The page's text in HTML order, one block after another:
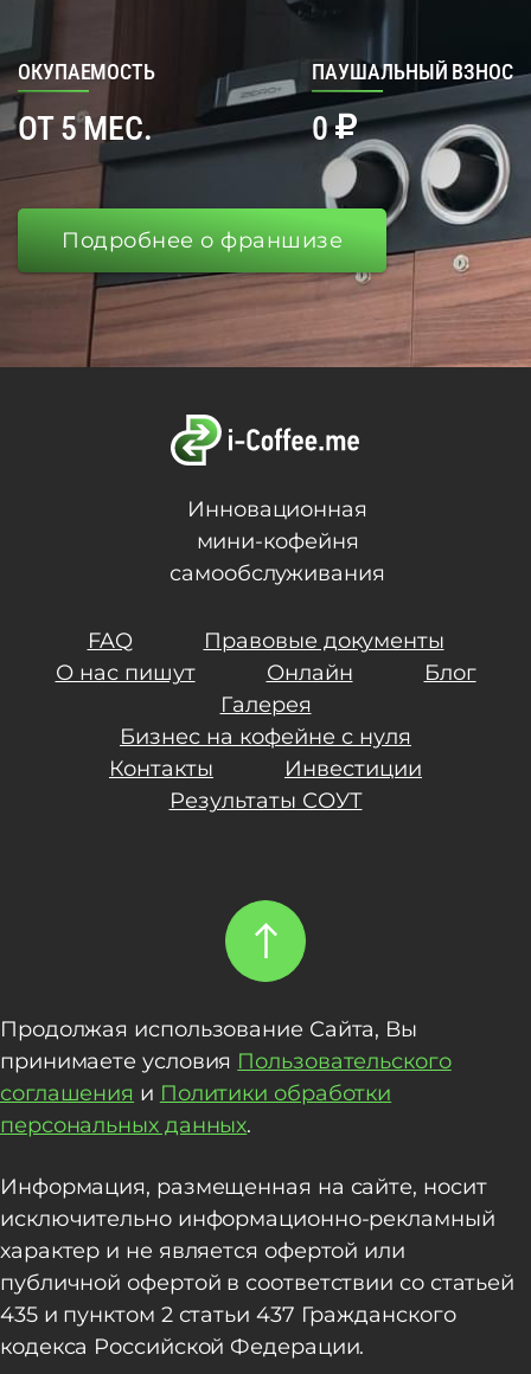
ОКУПАЕМОСТЬ
ОТ 5 МЕС.
ПАУШАЛЬНЫЙ ВЗНОС
0
Подробнее о франшизе
Инновационная
мини-кофейня
самообслуживания
FAQ
Правовые документы
О нас пишут
Онлайн
Блог
Галерея
Бизнес на кофейне с нуля
Контакты
Инвестиции
Результаты СОУТ
Продолжая использование Сайта, Вы
принимаете условия Пользовательского
соглашения и Политики обработки
персональных данных.
Информация, размещенная на сайте, носит
исключительно информационно-рекламный
характер и не является офертой или
публичной офертой в соответствии со статьей
435 и пунктом 2 статьи 437 Гражданского
кодекса Российской Федерации.